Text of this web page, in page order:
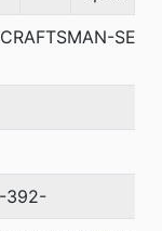
-392-